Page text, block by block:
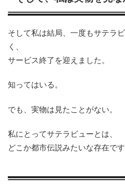
そして私は結局、一度もサテラ
く、
サービス終了を迎えました。
知ってはいる。
でも、実物は見たことがない。
私にとってサテラビューとは、
どこか都市伝説みたいな存在です